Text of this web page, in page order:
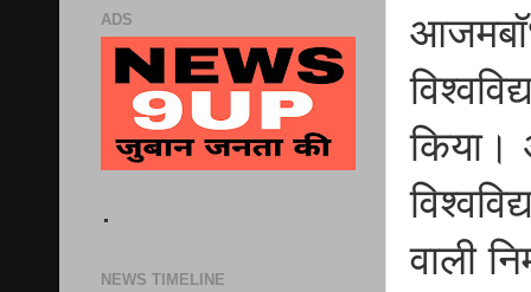
किया।
वाली
ADS
.
NEWS TIMELINE